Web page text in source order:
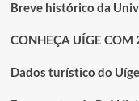
Breve histórico da
CONHEÇA UÍGE COM
Dados turístico do Uíge